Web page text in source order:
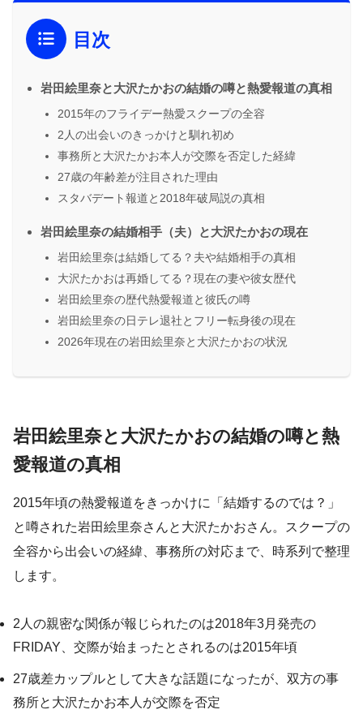
目次
岩田絵里奈と大沢たかおの結婚の噂と熱愛報道の真相
2015年のフライデー熱愛スクープの全容
2人の出会いのきっかけと馴れ初め
事務所と大沢たかお本人が交際を否定した経緯
27歳の年齢差が注目された理由
スタバデート報道と2018年破局説の真相
岩田絵里奈の結婚相手（夫）と大沢たかおの現在
岩田絵里奈は結婚してる？夫や結婚相手の真相
大沢たかおは再婚してる？現在の妻や彼女歴代
岩田絵里奈の歴代熱愛報道と彼氏の噂
岩田絵里奈の日テレ退社とフリー転身後の現在
2026年現在の岩田絵里奈と大沢たかおの状況
岩田絵里奈と大沢たかおの結婚の噂と熱
愛報道の真相
2015年頃の熱愛報道をきっかけに「結婚するのでは？」
と噂された岩田絵里奈さんと大沢たかおさん。スクープの
全容から出会いの経緯、事務所の対応まで、時系列で整理
します。
2人の親密な関係が報じられたのは2018年3月発売の
FRIDAY、交際が始まったとされるのは2015年頃
27歳差カップルとして大きな話題になったが、双方の事
務所と大沢たかお本人が交際を否定